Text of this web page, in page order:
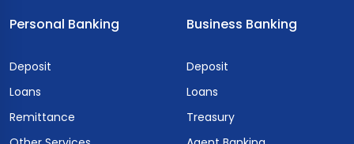
Personal Banking
Deposit
Loans
Remittance
Business Banking
Deposit
Loans
Treasury